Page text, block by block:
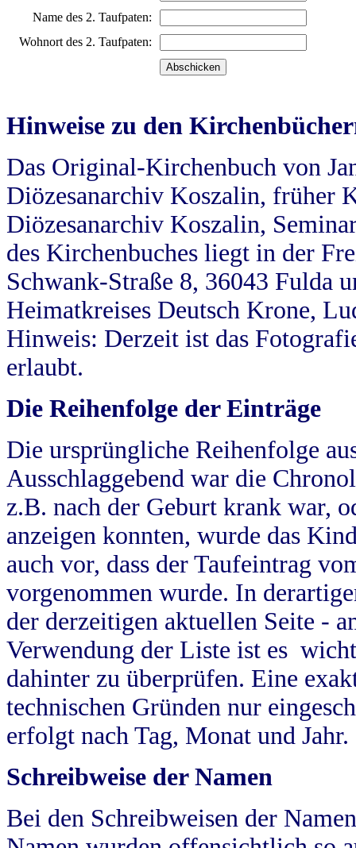
Name des 2. Taufpaten:
Wohnort des 2. Taufpaten:
Hinweise zu den
Das Original-Kirchenbuch von
Diözesanarchiv Koszalin, früher
Diözesanarchiv Koszalin,
des Kirchenbuches liegt in der
Schwank-Straße 8, 36043 Fulda
Heimatkreises Deutsch Krone,
Hinweis: Derzeit ist das
erlaubt.
Die Reihenfolge der Einträge
Die ursprüngliche Reihenfolge
Ausschlaggebend war die
z.B. nach der Geburt krank war,
anzeigen konnten, wurde das
auch vor, dass der Taufeintrag
vorgenommen wurde. In
der derzeitigen aktuellen Seite -
Verwendung der Liste ist es
dahinter zu überprüfen. Eine
technischen Gründen nur
erfolgt nach Tag, Monat und Jahr.
Schreibweise der Namen
Bei den Schreibweisen der